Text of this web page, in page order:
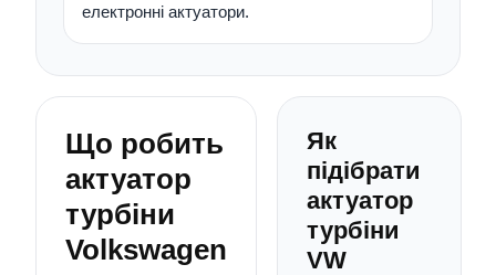
електронні актуатори.
Що робить
актуатор
турбіни
Volkswagen
Як
підібрати
актуатор
турбіни
VW